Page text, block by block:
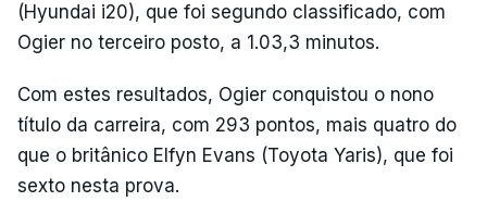
(Hyundai i20), que foi segundo classificado, com
Ogier no terceiro posto, a 1.03,3 minutos.
Com estes resultados, Ogier conquistou o nono
título da carreira, com 293 pontos, mais quatro do
que o britânico Elfyn Evans (Toyota Yaris), que foi
sexto nesta prova.